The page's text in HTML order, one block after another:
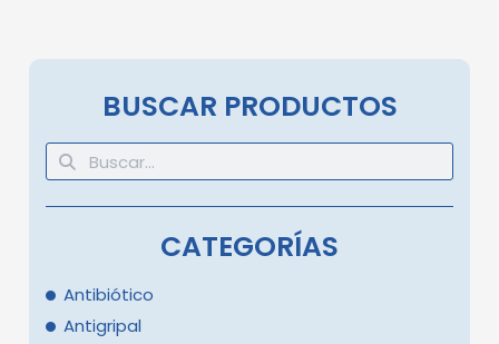
BUSCAR PRODUCTOS
CATEGORÍAS
Antibiótico
Antigripal